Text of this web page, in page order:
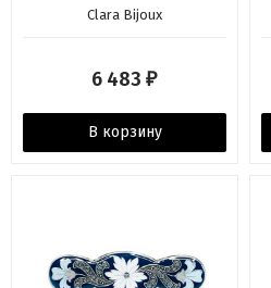
Clara Bijoux
6 483 ₽
В корзину